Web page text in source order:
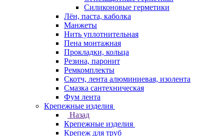
Силиконовые герметики
Лён, паста, каболка
Манжеты
Нить уплотнительная
Пена монтажная
Прокладки, кольца
Резина, паронит
Ремкомплекты
Скотч, лента алюминиевая, изолента
Смазка сантехническая
Фум лента
Крепежные изделия
Назад
Крепежные изделия
Крепеж для труб